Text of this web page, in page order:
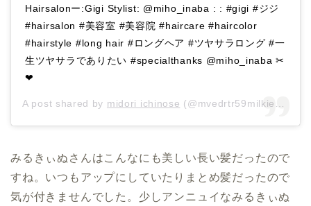
Hairsalonー:Gigi Stylist: @miho_inaba : : #gigi #ジジ
#hairsalon #美容室 #美容院 #haircare #haircolor
#hairstyle #long hair #ロングヘア #ツヤサラロング #一
生ツヤサラでありたい #specialthanks @miho_inaba ✂︎
❤︎
A post shared by midori ichinose (@mvedrtr59milkiene) on
みるきぃぬさんはこんなにも美しい長い髪だったので
すね。いつもアップにしていたりまとめ髪だったので
気が付きませんでした。少しアンニュイなみるきぃぬ